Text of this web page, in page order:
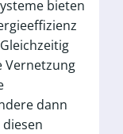
bieten
Vernetzung
dann